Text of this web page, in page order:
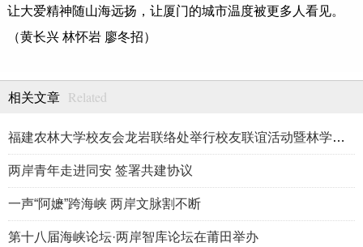
让大爱精神随山海远扬，让厦门的城市温度被更多人看见。
（黄长兴 林怀岩 廖冬招）
相关文章 Related
福建农林大学校友会龙岩联络处举行校友联谊活动暨林学、生物医药
两岸青年走进同安 签署共建协议
一声“阿嬷”跨海峡 两岸文脉割不断
第十八届海峡论坛·两岸智库论坛在莆田举办